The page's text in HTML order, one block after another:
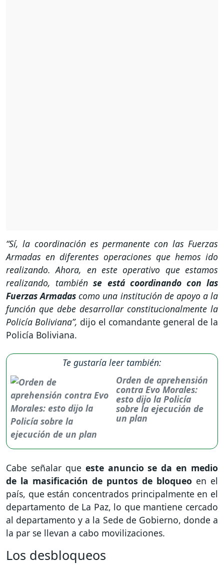
“Sí, la coordinación es permanente con las Fuerzas
Armadas en diferentes operaciones que hemos ido
realizando. Ahora, en este operativo que estamos
realizando, tambiénse está coordinando con las
Fuerzas Armadascomo una institución de apoyo a la
función que debe desarrollar constitucionalmente la
Policía Boliviana”, dijo el comandante general de la
Policía Boliviana.
Te gustaría leer también:
Orden de aprehensión
contra Evo Morales:
esto dijo la Policía
sobre la ejecución de
un plan
Cabe señalar que este anuncio se da en medio
de la masificación de puntos de bloqueo en el
país, que están concentrados principalmente en el
departamento de La Paz, lo que mantiene cercado
al departamento y a la Sede de Gobierno, donde a
la par se llevan a cabo movilizaciones.
Los desbloqueos